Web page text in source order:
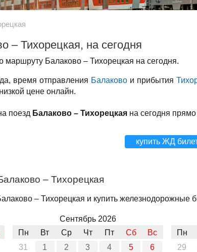
– Тихорецкая, на сегодня
Балаково – Тихорецкая на сегодня.
время отправления Балаково и прибытия
цене онлайн.
поезд Балаково – Тихорецкая на сегодня
купить ЖД
– Тихорецкая
– Тихорецкая и купить железнодорожные
Сентябрь 2026
Пн
Вт Ср Чт Пт Сб
Вс
31
1 2 3 4 5
6
Пн
29